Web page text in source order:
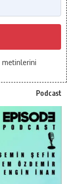
metinlerini
Podcast